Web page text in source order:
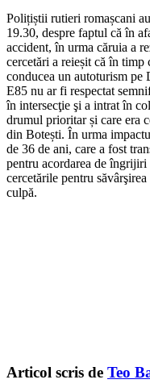
Polițiștii rutieri romașcani
19.30, despre faptul că în
accident, în urma căruia a
cercetări a reieșit că în timp
conducea un autoturism pe
E85 nu ar fi respectat
în intersecţie şi a intrat în
drumul prioritar și care era
din Botești. În urma
de 36 de ani, care a fost
pentru acordarea de
cercetările pentru
culpă.
Articol scris de Teo